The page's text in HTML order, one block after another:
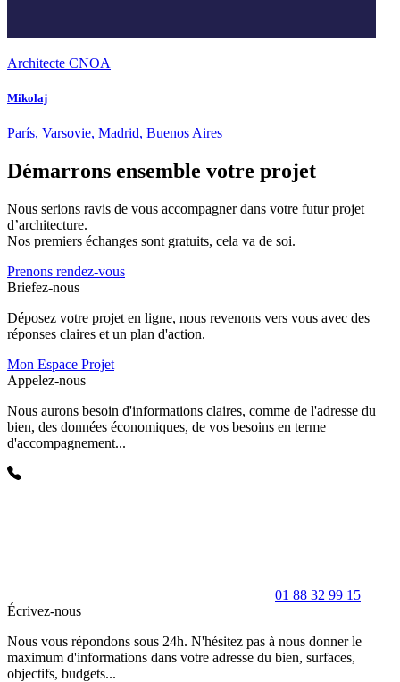
Architecte CNOA
Mikolaj
París, Varsovie, Madrid, Buenos Aires
Démarrons ensemble votre projet
Nous serions ravis de vous accompagner dans votre futur projet
d’architecture.
Nos premiers échanges sont gratuits, cela va de soi.
Prenons rendez-vous
Briefez-nous
Déposez votre projet en ligne, nous revenons vers vous avec des
réponses claires et un plan d'action.
Mon Espace Projet
Appelez-nous
Nous aurons besoin d'informations claires, comme de l'adresse du
bien, des données économiques, de vos besoins en terme
d'accompagnement...
01 88 32 99 15
Écrivez-nous
Nous vous répondons sous 24h. N'hésitez pas à nous donner le
maximum d'informations dans votre adresse du bien, surfaces,
objectifs, budgets...